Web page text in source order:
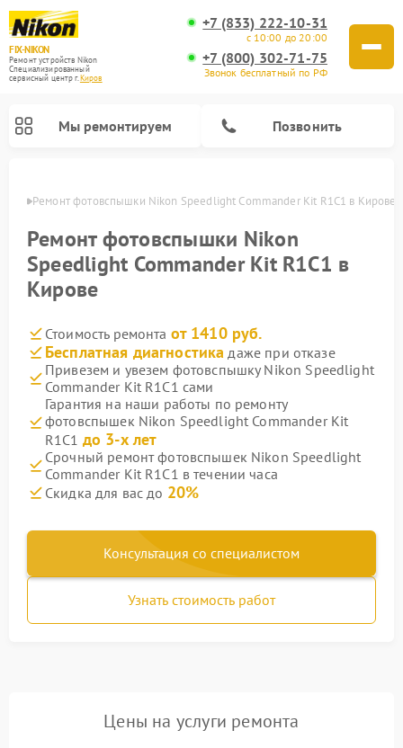
FIX-NIKON
Ремонт устройств Nikon
Специализированный
cервисный центр г.Киров
+7 (833) 222-10-31
с 10:00 до 20:00
+7 (800) 302-71-75
Звонок бесплатный по РФ
Мы ремонтируем Позвонить
Ремонт фотовспышки Nikon Speedlight Commander Kit R1C1 в Кирове
Ремонт фотовспышки Nikon
Speedlight Commander Kit R1C1 в
Кирове
Стоимость ремонта от 1410 руб.
Бесплатная диагностика даже при отказе
Привезем и увезем фотовспышку Nikon Speedlight
Commander Kit R1C1 сами
Гарантия на наши работы по ремонту
фотовспышек Nikon Speedlight Commander Kit
R1C1 до 3-х лет
Срочный ремонт фотовспышек Nikon Speedlight
Commander Kit R1C1 в течении часа
Скидка для вас до 20%
Консультация со специалистом
Узнать стоимость работ
Цены на услуги ремонта